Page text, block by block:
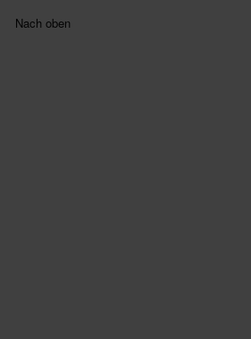
Nach oben